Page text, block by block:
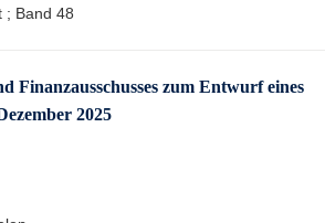
; Band 48
Finanzausschusses zum Entwurf eines
2025